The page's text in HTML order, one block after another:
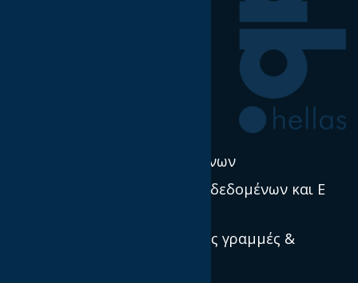
Πολιτική χρήσης δεδομένων
Προστασία προσωπικών δεδομένων και E
Πρότυπα, κατευθυντήριες γραμμές &